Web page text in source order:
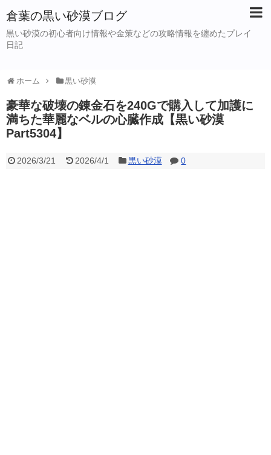
倉葉の黒い砂漠ブログ
黒い砂漠の初心者向け情報や金策などの攻略情報を纏めたプレイ
日記
ホーム 黒い砂漠
豪華な破壊の錬金石を240Gで購入して加護に
満ちた華麗なベルの心臓作成【黒い砂漠
Part5304】
2026/3/21 2026/4/1 黒い砂漠 0